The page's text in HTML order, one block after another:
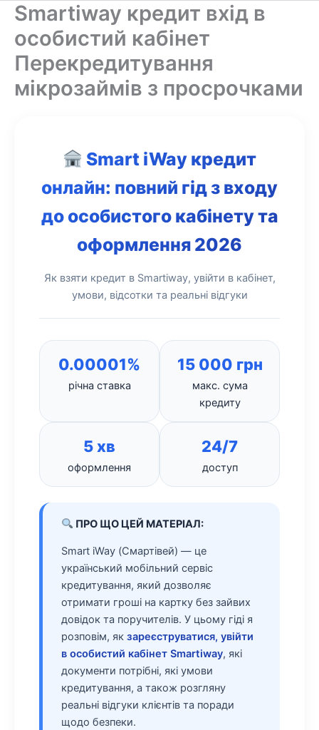
Smartiway кредит вхід в
особистий кабінет
Перекредитування
мікрозаймів з просрочками
Smart iWay кредит
онлайн: повний гід з входу
до особистого кабінету та
оформлення 2026
Як взяти кредит в Smartiway, увійти в кабінет,
умови, відсотки та реальні відгуки
0.00001%
річна ставка
15 000 грн
макс. сума
кредиту
5 хв
оформлення
24/7
доступ
ПРО ЩО ЦЕЙ МАТЕРІАЛ:
Smart iWay (Смартівей) — це
український мобільний сервіс
кредитування, який дозволяє
отримати гроші на картку без зайвих
довідок та поручителів. У цьому гіді я
розповім, якзареєструватися, увійти
в особистий кабінет Smartiway, які
документи потрібні, які умови
кредитування, а також розгляну
реальні відгуки клієнтів та поради
щодо безпеки.